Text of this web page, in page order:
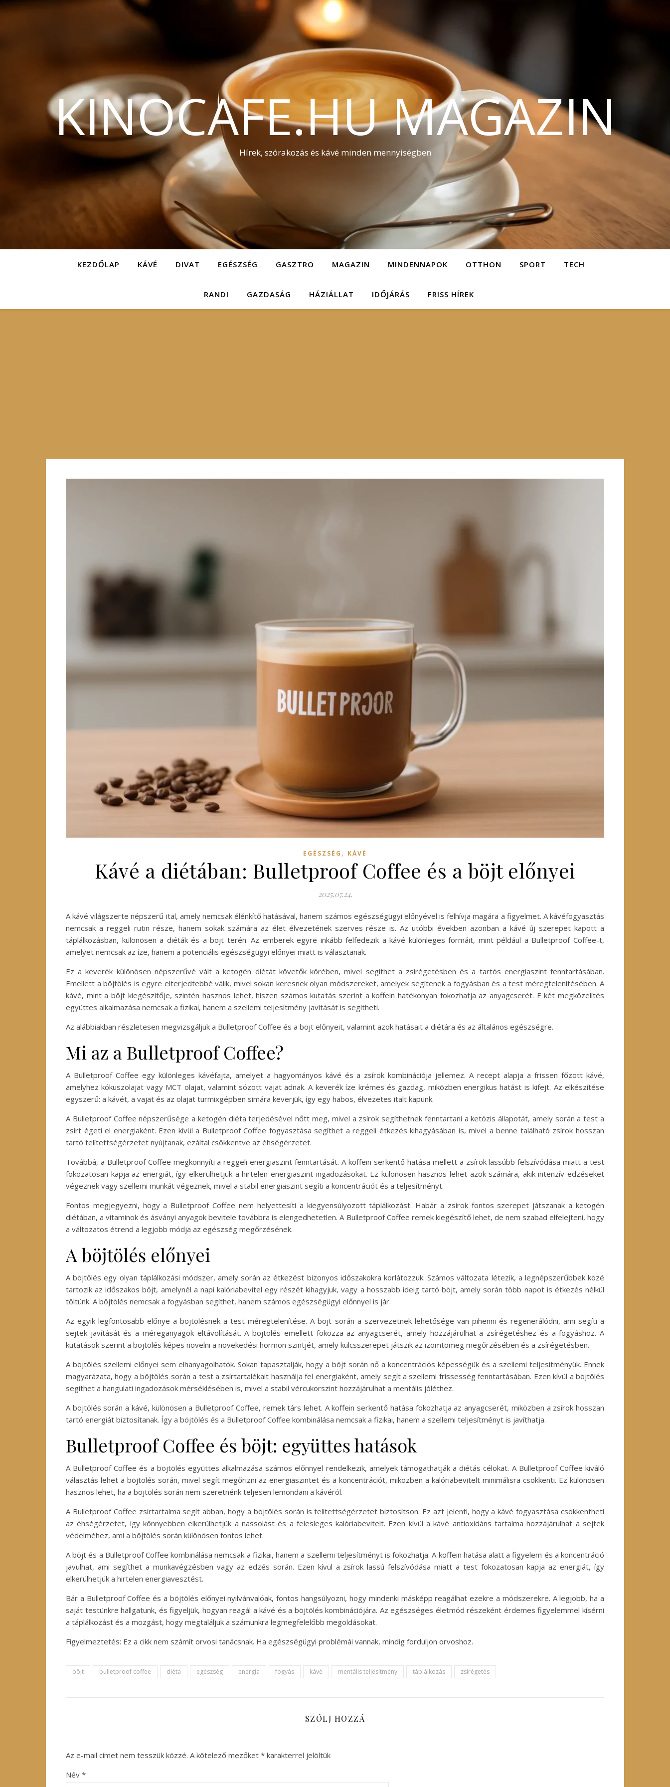
KINOCAFE.HU MAGAZIN
Hírek, szórakozás és kávé minden mennyiségben
KEZDŐLAP KÁVÉ DIVAT EGÉSZSÉG GASZTRO MAGAZIN MINDENNAPOK OTTHON SPORT TECH
RANDI GAZDASÁG HÁZIÁLLAT IDŐJÁRÁS FRISS HÍREK
EGÉSZSÉG , KÁVÉ
Kávé a diétában: Bulletproof Coffee és a böjt előnyei
2025.07.24.
A kávé világszerte népszerű ital, amely nemcsak élénkítő hatásával, hanem számos egészségügyi előnyével is felhívja magára a figyelmet. A kávéfogyasztás
nemcsak a reggeli rutin része, hanem sokak számára az élet élvezetének szerves része is. Az utóbbi években azonban a kávé új szerepet kapott a
táplálkozásban, különösen a diéták és a böjt terén. Az emberek egyre inkább felfedezik a kávé különleges formáit, mint például a Bulletproof Coffee-t,
amelyet nemcsak az íze, hanem a potenciális egészségügyi előnyei miatt is választanak.
Ez a keverék különösen népszerűvé vált a ketogén diétát követők körében, mivel segíthet a zsírégetésben és a tartós energiaszint fenntartásában.
Emellett a böjtölés is egyre elterjedtebbé válik, mivel sokan keresnek olyan módszereket, amelyek segítenek a fogyásban és a test méregtelenítésében. A
kávé, mint a böjt kiegészítője, szintén hasznos lehet, hiszen számos kutatás szerint a koffein hatékonyan fokozhatja az anyagcserét. E két megközelítés
együttes alkalmazása nemcsak a fizikai, hanem a szellemi teljesítmény javítását is segítheti.
Az alábbiakban részletesen megvizsgáljuk a Bulletproof Coffee és a böjt előnyeit, valamint azok hatásait a diétára és az általános egészségre.
Mi az a Bulletproof Coffee?
A Bulletproof Coffee egy különleges kávéfajta, amelyet a hagyományos kávé és a zsírok kombinációja jellemez. A recept alapja a frissen főzött kávé,
amelyhez kókuszolajat vagy MCT olajat, valamint sózott vajat adnak. A keverék íze krémes és gazdag, miközben energikus hatást is kifejt. Az elkészítése
egyszerű: a kávét, a vajat és az olajat turmixgépben simára keverjük, így egy habos, élvezetes italt kapunk.
A Bulletproof Coffee népszerűsége a ketogén diéta terjedésével nőtt meg, mivel a zsírok segíthetnek fenntartani a ketózis állapotát, amely során a test a
zsírt égeti el energiaként. Ezen kívül a Bulletproof Coffee fogyasztása segíthet a reggeli étkezés kihagyásában is, mivel a benne található zsírok hosszan
tartó telítettségérzetet nyújtanak, ezáltal csökkentve az éhségérzetet.
Továbbá, a Bulletproof Coffee megkönnyíti a reggeli energiaszint fenntartását. A koffein serkentő hatása mellett a zsírok lassúbb felszívódása miatt a test
fokozatosan kapja az energiát, így elkerülhetjük a hirtelen energiaszint-ingadozásokat. Ez különösen hasznos lehet azok számára, akik intenzív edzéseket
végeznek vagy szellemi munkát végeznek, mivel a stabil energiaszint segíti a koncentrációt és a teljesítményt.
Fontos megjegyezni, hogy a Bulletproof Coffee nem helyettesíti a kiegyensúlyozott táplálkozást. Habár a zsírok fontos szerepet játszanak a ketogén
diétában, a vitaminok és ásványi anyagok bevitele továbbra is elengedhetetlen. A Bulletproof Coffee remek kiegészítő lehet, de nem szabad elfelejteni, hogy
a változatos étrend a legjobb módja az egészség megőrzésének.
A böjtölés előnyei
A böjtölés egy olyan táplálkozási módszer, amely során az étkezést bizonyos időszakokra korlátozzuk. Számos változata létezik, a legnépszerűbbek közé
tartozik az időszakos böjt, amelynél a napi kalóriabevitel egy részét kihagyjuk, vagy a hosszabb ideig tartó böjt, amely során több napot is étkezés nélkül
töltünk. A böjtölés nemcsak a fogyásban segíthet, hanem számos egészségügyi előnnyel is jár.
Az egyik legfontosabb előnye a böjtölésnek a test méregtelenítése. A böjt során a szervezetnek lehetősége van pihenni és regenerálódni, ami segíti a
sejtek javítását és a méreganyagok eltávolítását. A böjtölés emellett fokozza az anyagcserét, amely hozzájárulhat a zsírégetéshez és a fogyáshoz. A
kutatások szerint a böjtölés képes növelni a növekedési hormon szintjét, amely kulcsszerepet játszik az izomtömeg megőrzésében és a zsírégetésben.
A böjtölés szellemi előnyei sem elhanyagolhatók. Sokan tapasztalják, hogy a böjt során nő a koncentrációs képességük és a szellemi teljesítményük. Ennek
magyarázata, hogy a böjtölés során a test a zsírtartalékait használja fel energiaként, amely segít a szellemi frissesség fenntartásában. Ezen kívül a böjtölés
segíthet a hangulati ingadozások mérséklésében is, mivel a stabil vércukorszint hozzájárulhat a mentális jóléthez.
A böjtölés során a kávé, különösen a Bulletproof Coffee, remek társ lehet. A koffein serkentő hatása fokozhatja az anyagcserét, miközben a zsírok hosszan
tartó energiát biztosítanak. Így a böjtölés és a Bulletproof Coffee kombinálása nemcsak a fizikai, hanem a szellemi teljesítményt is javíthatja.
Bulletproof Coffee és böjt: együttes hatások
A Bulletproof Coffee és a böjtölés együttes alkalmazása számos előnnyel rendelkezik, amelyek támogathatják a diétás célokat. A Bulletproof Coffee kiváló
választás lehet a böjtölés során, mivel segít megőrizni az energiaszintet és a koncentrációt, miközben a kalóriabevitelt minimálisra csökkenti. Ez különösen
hasznos lehet, ha a böjtölés során nem szeretnénk teljesen lemondani a kávéról.
A Bulletproof Coffee zsírtartalma segít abban, hogy a böjtölés során is telítettségérzetet biztosítson. Ez azt jelenti, hogy a kávé fogyasztása csökkentheti
az éhségérzetet, így könnyebben elkerülhetjük a nassolást és a felesleges kalóriabevitelt. Ezen kívül a kávé antioxidáns tartalma hozzájárulhat a sejtek
védelméhez, ami a böjtölés során különösen fontos lehet.
A böjt és a Bulletproof Coffee kombinálása nemcsak a fizikai, hanem a szellemi teljesítményt is fokozhatja. A koffein hatása alatt a figyelem és a koncentráció
javulhat, ami segíthet a munkavégzésben vagy az edzés során. Ezen kívül a zsírok lassú felszívódása miatt a test fokozatosan kapja az energiát, így
elkerülhetjük a hirtelen energiavesztést.
Bár a Bulletproof Coffee és a böjtölés előnyei nyilvánvalóak, fontos hangsúlyozni, hogy mindenki másképp reagálhat ezekre a módszerekre. A legjobb, ha a
saját testünkre hallgatunk, és figyeljük, hogyan reagál a kávé és a böjtölés kombinációjára. Az egészséges életmód részeként érdemes figyelemmel kísérni
a táplálkozást és a mozgást, hogy megtaláljuk a számunkra legmegfelelőbb megoldásokat.
Figyelmeztetés: Ez a cikk nem számít orvosi tanácsnak. Ha egészségügyi problémái vannak, mindig forduljon orvoshoz.
böjt bulletproof coffee diéta egészség energia fogyás kávé mentális teljesítmény táplálkozás zsírégetés
SZÓLJ HOZZÁ
Az e-mail címet nem tesszük közzé. A kötelező mezőket * karakterrel jelöltük
Név *